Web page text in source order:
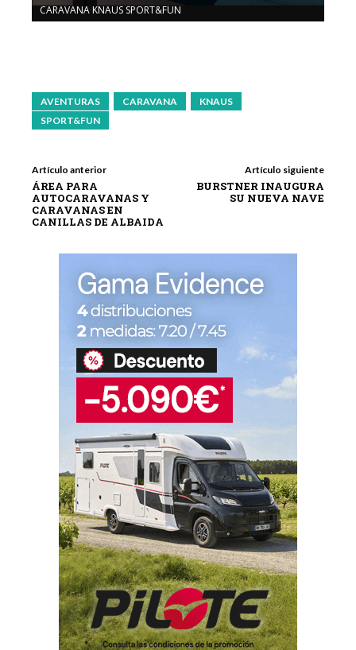
CARAVANA KNAUS SPORT&FUN
AVENTURAS CARAVANA
KNAUS
SPORT&FUN
Artículo anterior
ÁREA PARA
AUTOCARAVANAS Y
CARAVANAS EN
CANILLAS DE ALBAIDA
Artículo siguiente
BURSTNER INAUGURA
SU NUEVA NAVE